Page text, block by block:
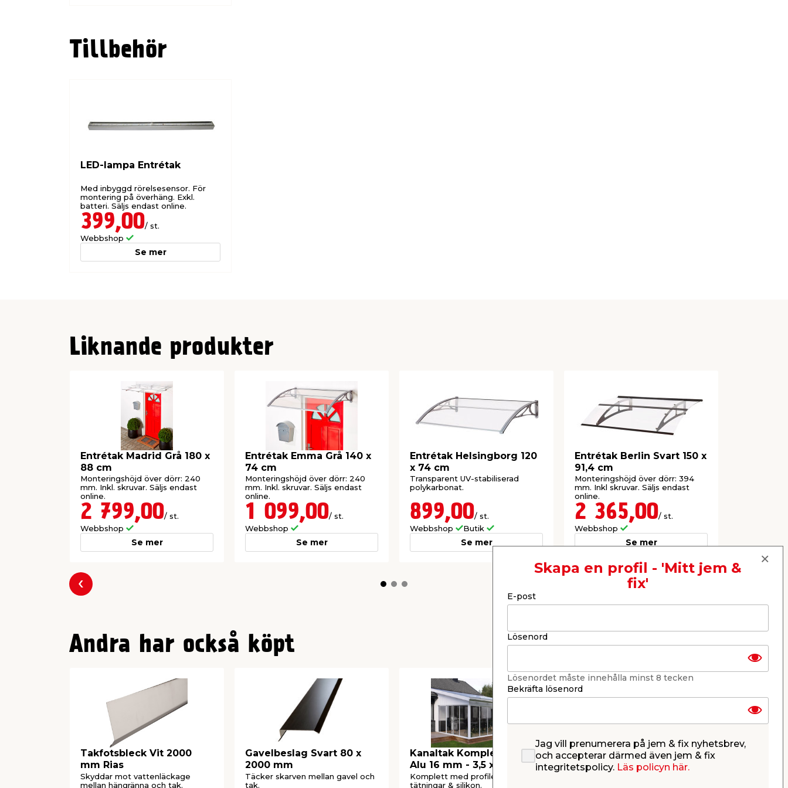
Tillbehör
LED-lampa Entrétak
Med inbyggd rörelsesensor. För
montering på överhäng. Exkl.
batteri. Säljs endast online.
399,00/ st.
Webbshop
Se mer
Liknande produkter
Entrétak Madrid Grå 180 x
88 cm
Monteringshöjd över dörr: 240
mm. Inkl. skruvar. Säljs endast
online.
2 799,00/ st.
Webbshop
Se mer
Entrétak Emma Grå 140 x
74 cm
Monteringshöjd över dörr: 240
mm. Inkl. skruvar. Säljs endast
online.
1 099,00/ st.
Webbshop
Se mer
Entrétak Helsingborg 120
x 74 cm
Transparent UV-stabiliserad
polykarbonat.
899,00/ st.
Webbshop
Butik
Se mer
Entrétak Berlin Svart 150 x
91,4 cm
Monteringshöjd över dörr: 394
mm. Inkl skruvar. Säljs endast
online.
2 365,00/ st.
Webbshop
Se mer
Föregående
Andra har också köpt
Takfotsbleck Vit 2000
mm Rias
Skyddar mot vattenläckage
mellan hängränna och tak.
Gavelbeslag Svart 80 x
2000 mm
Täcker skarven mellan gavel och
tak.
Kanaltak Komplett Klar
Alu 16 mm - 3,5 x 2,192 m
Komplett med profiler, skruvar,
tätningar & silikon.
Stenkista 256 L
Skapa en profil - 'Mitt jem &
fix'
E-post
Lösenord
Lösenordet måste innehålla minst 8 tecken
Bekräfta lösenord
Jag vill prenumerera på jem & fix nyhetsbrev,
och accepterar därmed även jem & fix
integritetspolicy. Läs policyn här.